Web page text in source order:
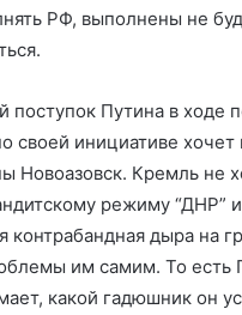
РФ, выполнены не
Путина в ходе
своей инициативе хочет
Новоазовск. Кремль не
режиму “ДНР”
контрабандная дыра на
им самим. То есть
какой гадюшник он